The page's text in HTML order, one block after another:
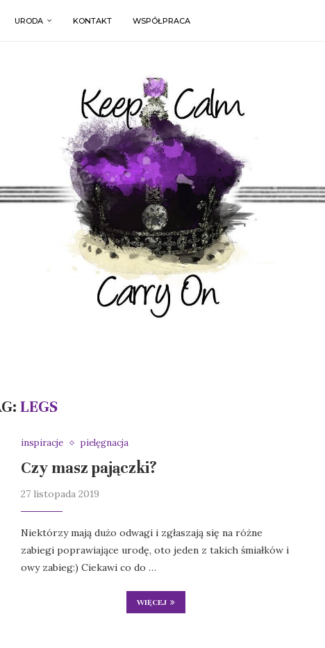
URODA KONTAKT WSPÓŁPRACA
LEGS
inspiracje pielęgnacja
Czy masz pajączki?
27 listopada 2019
Niektórzy mają dużo odwagi i zgłaszają się na różne
zabiegi poprawiające urodę, oto jeden z takich śmiałków i
owy zabieg:) Ciekawi co do …
WIĘCEJ